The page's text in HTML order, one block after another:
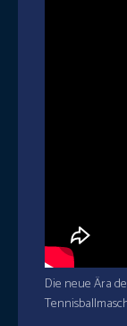
Die neue Ära